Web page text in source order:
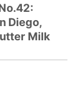
Diego,
Milk